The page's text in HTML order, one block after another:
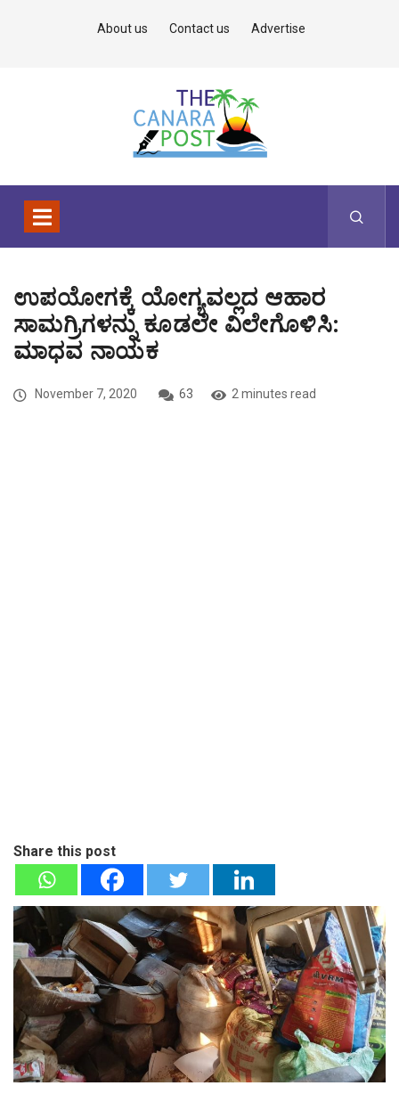
About us Contact us Advertise
ಉಪಯೋಗಕ್ಕೆ ಯೋಗ್ಯವಲ್ಲದ ಆಹಾರ
ಸಾಮಗ್ರಿಗಳನ್ನು ಕೂಡಲೇ ವಿಲೇಗೊಳಿಸಿ:
ಮಾಧವ ನಾಯಕ
November 7, 2020 63 2 minutes read
Share this post